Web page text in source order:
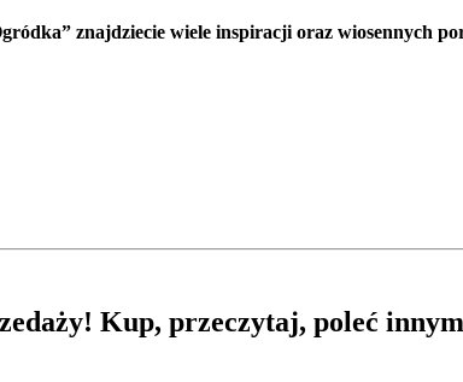
znajdziecie wiele inspiracji oraz wiosennych
Kup, przeczytaj, poleć